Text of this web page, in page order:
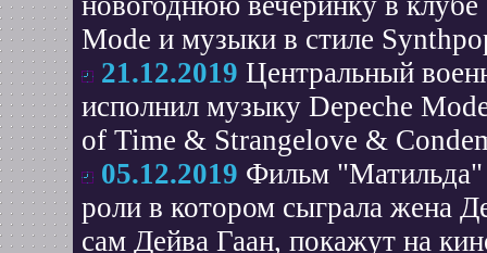
Mode и музыки в стиле
21.12.2019 Центральный
исполнил музыку Depeche
of Time & Strangelove &
05.12.2019 Фильм "Матильда"
роли в котором сыграла жена
сам Дейва Гаан, покажут на